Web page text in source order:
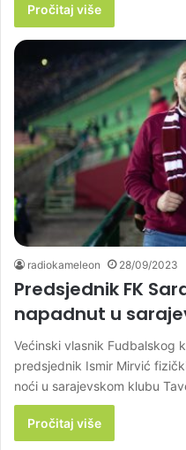
Pročitaj više
radiokameleon 28/09/2023
Predsjednik FK
napadnut u
Većinski vlasnik Fudbalskog
predsjednik Ismir Mirvić
noći u sarajevskom klubu
Pročitaj više